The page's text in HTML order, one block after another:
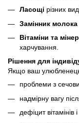
Ласощі різних
Замінник молока
Вітаміни та
харчування.
Рішення для
Якщо ваш
проблеми з
надмірну вагу
дефіцит вітамінів